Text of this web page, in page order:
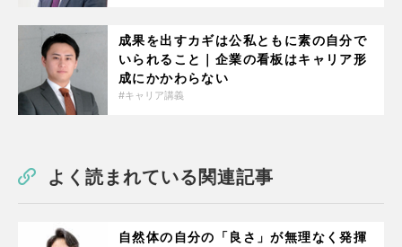
成果を出すカギは公私ともに素の自分で
いられること｜企業の看板はキャリア形
成にかかわらない
キャリア講義
よく読まれている関連記事
自然体の自分の「良さ」が無理なく発揮